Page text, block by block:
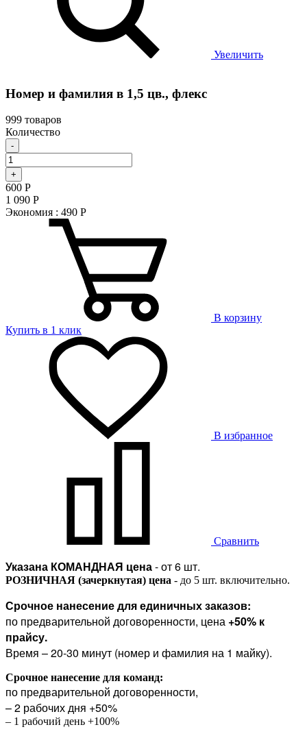
Увеличить
Номер и фамилия в 1,5 цв., флекс
999 товаров
Количество
-
+
600 Р
1 090 Р
Экономия : 490 Р
В корзину
Купить в 1 клик
В избранное
Сравнить
Указана КОМАНДНАЯ цена- от 6 шт.
РОЗНИЧНАЯ (зачеркнутая) цена - до 5 шт. включительно.
Срочное нанесение для единичных заказов:
по предварительной договоренности, цена +50% к
прайсу.
Время – 20-30 минут (номер и фамилия на 1 майку).
Срочное нанесение для команд:
по предварительной договоренности,
– 2 рабочих дня +50%
– 1 рабочий день +100%